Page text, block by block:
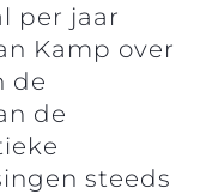
per jaar
Kamp over
de
de
steeds